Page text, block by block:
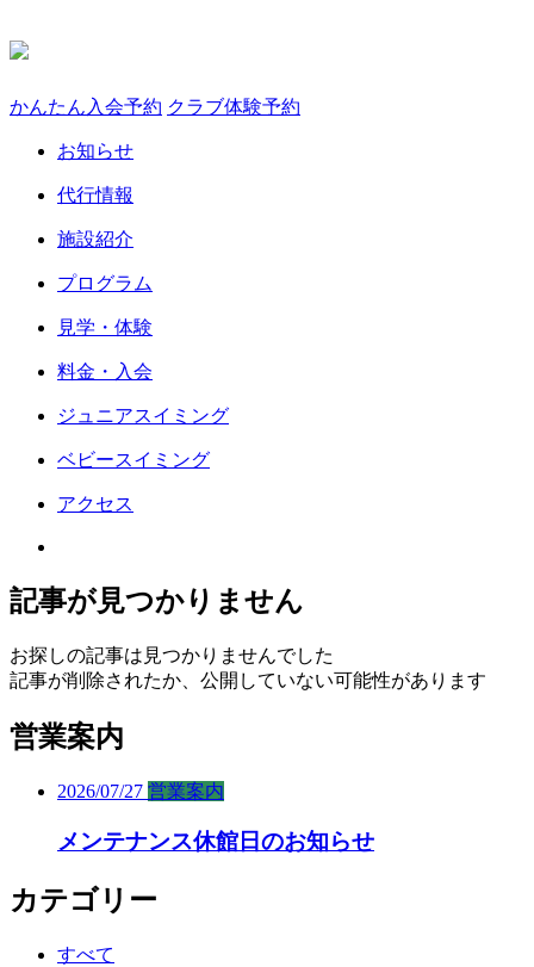
かんたん入会予約 クラブ体験予約
お知らせ
代行情報
施設紹介
プログラム
見学・体験
料金・入会
ジュニアスイミング
ベビースイミング
アクセス
記事が見つかりません
お探しの記事は見つかりませんでした
記事が削除されたか、公開していない可能性があります
営業案内
2026/07/27 営業案内
メンテナンス休館日のお知らせ
カテゴリー
すべて